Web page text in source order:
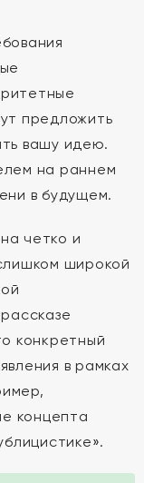
предложить
вашу идею.
на раннем
в будущем.
четко и
широкой
конкретный
в рамках
концепта